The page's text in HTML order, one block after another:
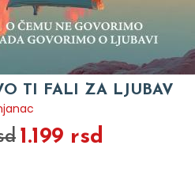
TI FALI ZA LJUBAV
1.199 rsd